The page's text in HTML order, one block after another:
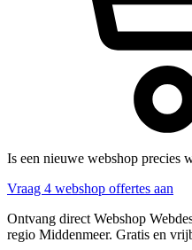
Is een nieuwe webshop precies
Vraag 4 webshop offertes aan
Ontvang direct Webshop
regio Middenmeer. Gratis en